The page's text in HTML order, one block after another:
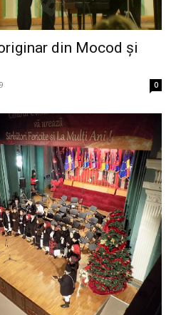
din Mocod şi
0